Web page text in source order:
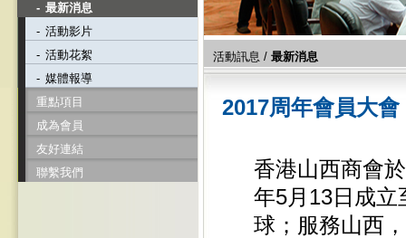
- 最新消息
- 活動影片
- 活動花絮
- 媒體報導
重點項目
成為會員
友好連結
聯繫我們
活動訊息 / 最新消息
2017周年會員大會
香港山西商會
年5月13日成
球；服務山西